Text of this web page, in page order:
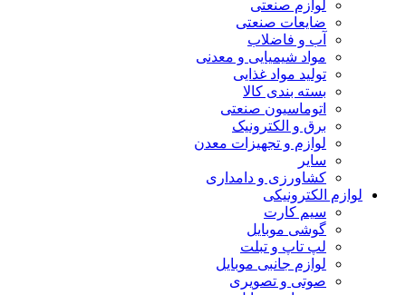
لوازم صنعتی
ضایعات صنعتی
آب و فاضلاب
مواد شیمیایی و معدنی
تولید مواد غذایی
بسته بندی کالا
اتوماسیون صنعتی
برق و الکترونیک
لوازم و تجهیزات معدن
سایر
کشاورزی و دامداری
لوازم الکترونیکی
سیم کارت
گوشی موبایل
لپ تاپ و تبلت
لوازم جانبی موبایل
صوتی و تصویری